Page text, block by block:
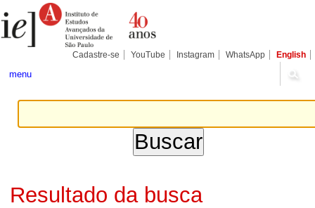
para
conteúdo.
Pessoais
Cadastre-se YouTube Instagram WhatsApp English
menu
Resultado da busca